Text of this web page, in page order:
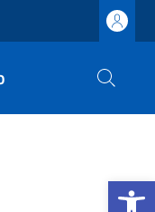
Apri la